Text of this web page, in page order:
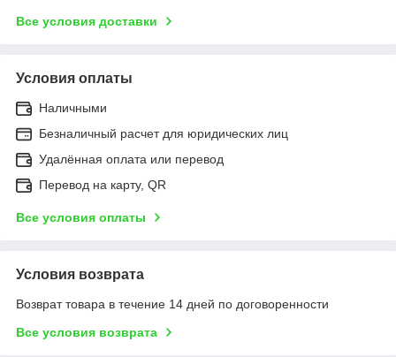
Все условия доставки
Условия оплаты
Наличными
Безналичный расчет для юридических лиц
Удалённая оплата или перевод
Перевод на карту, QR
Все условия оплаты
Условия возврата
Возврат товара в течение 14 дней по договоренности
Все условия возврата